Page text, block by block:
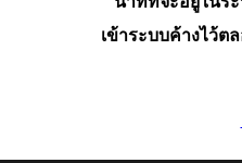
เข้าระบบค้างไว้ต